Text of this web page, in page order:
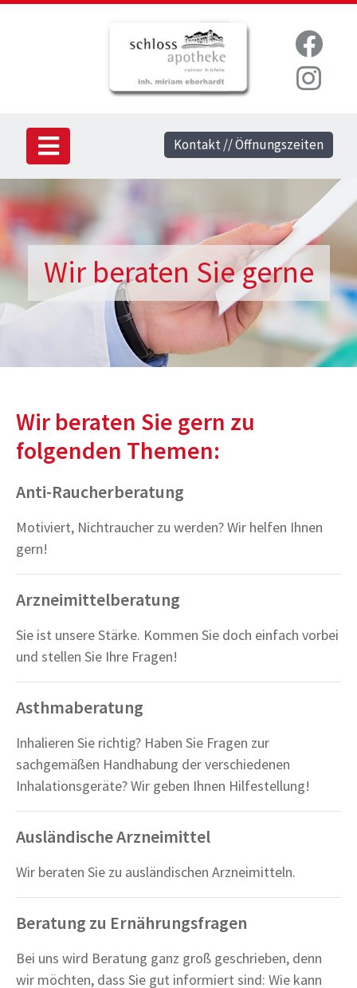
Wir beraten Sie gerne
Wir beraten Sie gern zu
folgenden Themen:
Anti-Raucherberatung
Motiviert, Nichtraucher zu werden? Wir helfen Ihnen
gern!
Arzneimittelberatung
Sie ist unsere Stärke. Kommen Sie doch einfach vorbei
und stellen Sie Ihre Fragen!
Asthmaberatung
Inhalieren Sie richtig? Haben Sie Fragen zur
sachgemäßen Handhabung der verschiedenen
Inhalationsgeräte? Wir geben Ihnen Hilfestellung!
Ausländische Arzneimittel
Wir beraten Sie zu ausländischen Arzneimitteln.
Beratung zu Ernährungsfragen
Bei uns wird Beratung ganz groß geschrieben, denn
wir möchten, dass Sie gut informiert sind: Wie kann
Kontakt // Öffnungszeiten